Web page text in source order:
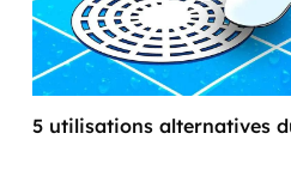
5 utilisations alternatives